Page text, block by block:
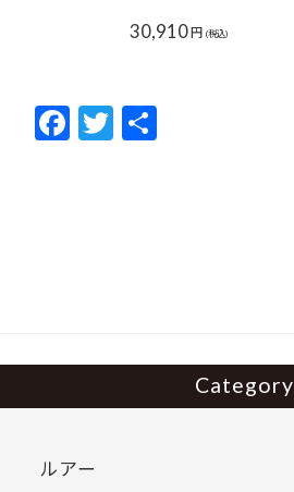
30,910円 (税込)
F
ac
T
w
Category
ルアー